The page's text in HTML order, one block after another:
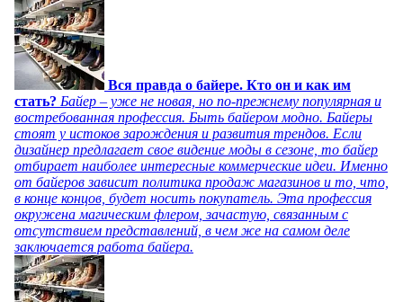
Вся правда о байере. Кто он и как им
стать? Байер – уже не новая, но по-прежнему популярная и
востребованная профессия. Быть байером модно. Байеры
стоят у истоков зарождения и развития трендов. Если
дизайнер предлагает свое видение моды в сезоне, то байер
отбирает наиболее интересные коммерческие идеи. Именно
от байеров зависит политика продаж магазинов и то, что,
в конце концов, будет носить покупатель. Эта профессия
окружена магическим флером, зачастую, связанным с
отсутствием представлений, в чем же на самом деле
заключается работа байера.